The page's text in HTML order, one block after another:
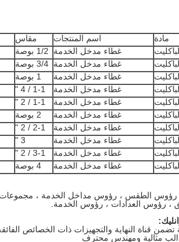
مادة اسم المنتجات مقاس
غطاء مدخل الخدمة 1/2 بوصة
غطاء مدخل الخدمة 3/4 بوصة
غطاء مدخل الخدمة 1 بوصة
غطاء مدخل الخدمة 1-1 / 4 "
غطاء مدخل الخدمة 1-1 / 2 "
غطاء مدخل الخدمة 2 بوصة
غطاء مدخل الخدمة 2-1 / 2 "
غطاء مدخل الخدمة 3 "
غطاء مدخل الخدمة 3-1 / 2 "
غطاء مدخل الخدمة 4 بوصة
رؤوس الطقس ، رؤوس مداخل الخدمة ،
، رؤوس العدادات ، رؤوس الخدمة.